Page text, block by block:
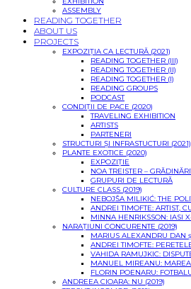
ASSEMBLY
READING TOGETHER
ABOUT US
PROJECTS
EXPOZIȚIA CA LECTURĂ (2021)
READING TOGETHER (III)
READING TOGETHER (II)
READING TOGETHER (I)
READING GROUPS
PODCAST
CONDIȚII DE PACE (2020)
TRAVELING EXHIBITION
ARTISTS
PARTENERI
STRUCTURI ȘI INFRASTUCTURI (2021)
PLANTE EXOTICE (2020)
EXPOZIȚIE
NOA TREISTER –
GRUPURI DE LECTURĂ
CULTURE CLASS (2019)
NEBOJŠA MILIKIĆ: THE
ANDREI TIMOFTE: ARTIST,
MINNA HENRIKSSON: IASI
NARAȚIUNI CONCURENTE (2019)
MARIUS ALEXANDRU DAN
ANDREI TIMOFTE:
VAHIDA RAMUJKIC:
MANUEL MIREANU:
FLORIN POENARU:
ANDREEA CIOARA: NU (2019)